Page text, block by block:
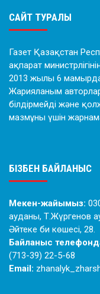
САЙТ ТУРАЛЫ
Газет Қазақстан
ақпарат
2013 жылы 6 мамырда
Жарияланым
білдірмейді және
мазмұны үшін
БІЗБЕН БАЙЛАНЫС
Мекен-жайымыз:
ауданы, Т.Жүргенов
Әйтеке би көшесі, 28.
Байланыс
(713-39) 22-5-68
Email: